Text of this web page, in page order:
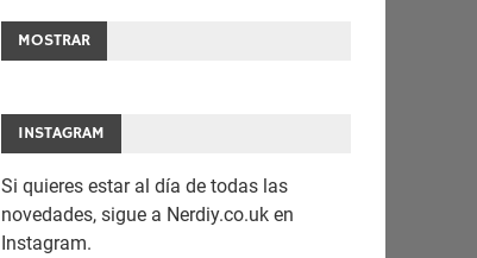
MOSTRAR
INSTAGRAM
Si quieres estar al día de todas las
novedades, sigue a Nerdiy.co.uk en
Instagram.